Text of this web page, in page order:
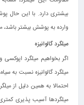
بیشتری دارد. با این حال
وارده به پوشش بیشتر
میلگرد گالوانیزه
اگر بخواهیم میلگرد اپوکسی
میلگرد گالوانیزه نسبت به
احتمالا به همین دلیل از
میلگردها آسیب‌ پذیری